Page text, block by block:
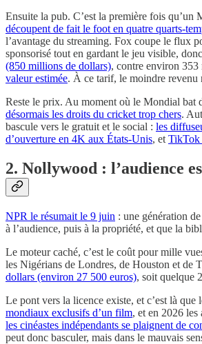
Ensuite la pub. C’est la première fois qu’un
découpent de fait le foot en quatre quarts-
l’avantage du streaming. Fox coupe le flux
sponsorisé tout en gardant le jeu visible,
(850 millions de dollars), contre environ
valeur estimée. À ce tarif, le moindre revenu
Reste le prix. Au moment où le Mondial bat
désormais les droits du cricket trop chers.
bascule vers le gratuit et le social : les
d’ouverture en 4K aux États-Unis, et TikTok
2. Nollywood : l’audience
NPR le résumait le 9 juin : une génération
à l’audience, puis à la propriété, et que la
Le moteur caché, c’est le coût pour mille
les Nigérians de Londres, de Houston et de
dollars (environ 27 500 euros), soit quelque
Le pont vers la licence existe, et c’est là
mondiaux exclusifs d’un film, et en 2026 les
les cinéastes indépendants se plaignent de
peut donc basculer, mais dans le mauvais